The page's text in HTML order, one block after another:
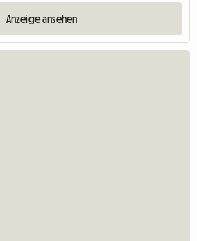
Anzeige ansehen